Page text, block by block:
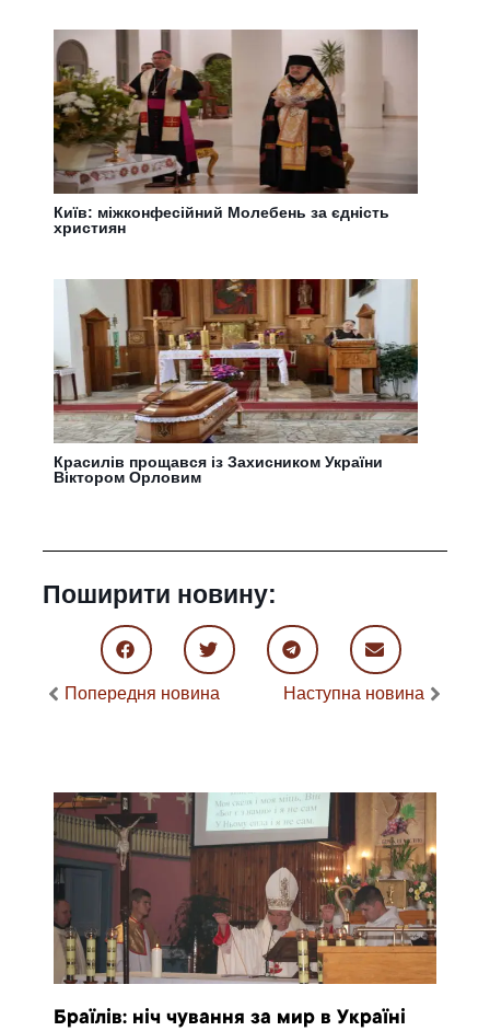
Київ: міжконфесійний Молебень за єдність
християн
Красилів прощався із Захисником України
Віктором Орловим
Поширити новину:
Попередня новина Наступна новина
Браїлів: ніч чування за мир в Україні